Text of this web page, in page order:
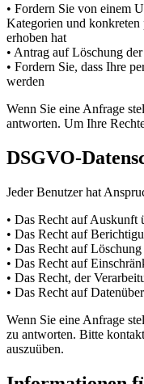
• Fordern Sie von einem
Kategorien und konkreten
erhoben hat
• Antrag auf Löschung
• Fordern Sie, dass Ihre
werden
Wenn Sie eine Anfrage
antworten. Um Ihre
DSGVO-
Jeder Benutzer hat
• Das Recht auf Auskunft
• Das Recht auf
• Das Recht auf Löschung
• Das Recht auf
• Das Recht, der
• Das Recht auf
Wenn Sie eine Anfrage
zu antworten. Bitte
auszuüben.